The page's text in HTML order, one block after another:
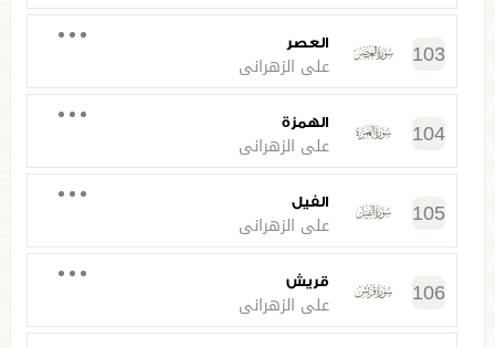
103 العصر
علي الزهراني
104 الهمزة
علي الزهراني
105 الفيل
علي الزهراني
106 قريش
علي الزهراني